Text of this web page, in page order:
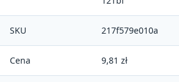
SKU 217f579e010a
Cena 9,81 zł